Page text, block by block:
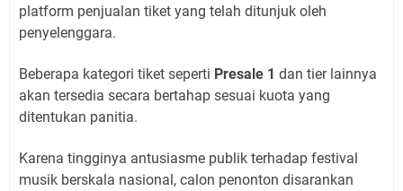
platform penjualan tiket yang telah ditunjuk oleh
penyelenggara.
Beberapa kategori tiket seperti Presale 1 dan tier lainnya
akan tersedia secara bertahap sesuai kuota yang
ditentukan panitia.
Karena tingginya antusiasme publik terhadap festival
musik berskala nasional, calon penonton disarankan